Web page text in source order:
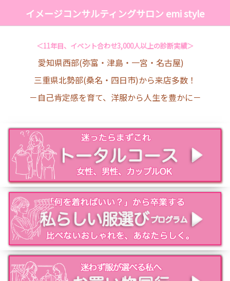
イメージコンサルティングサロン emi style
＜11年目、イベント合わせ3,000人以上の診断実績＞
愛知県西部(弥富・津島・一宮・名古屋)
三重県北勢部(桑名・四日市)から来店多数！
－自己肯定感を育て、洋服から人生を豊かに－